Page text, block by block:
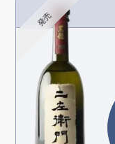
発売